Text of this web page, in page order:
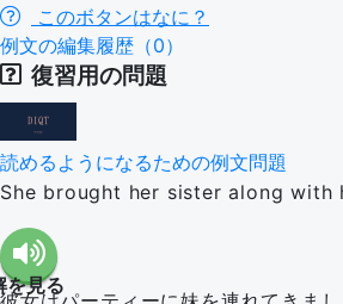
このボタンはなに？
例文の編集履歴（0）
復習用の問題
読めるようになるための例文問題
She brought her sister along with
を見る